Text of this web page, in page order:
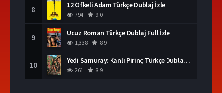
8 12 Öfkeli Adam Türkçe Dublaj İzle
794 9.0
9 Ucuz Roman Türkçe Dublaj Full İzle
1,338 8.9
10 Yedi Samuray: Kanlı Pirinç Türkçe Dublaj İzle
261 8.9